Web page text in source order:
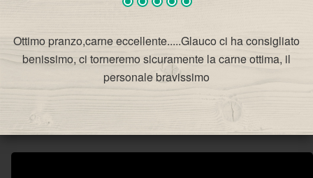
Ottimo pranzo,carne eccellente.....Glauco ci ha consigliato
benissimo, ci torneremo sicuramente la carne ottima, il
personale bravissimo